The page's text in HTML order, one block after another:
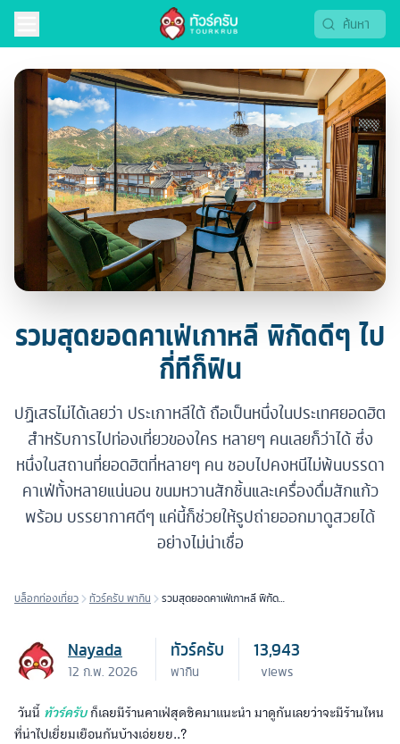
รวมสุดยอดคาเฟ่เกาหลี พิกัดดีๆ ไป
กี่ทีก็ฟิน
ปฏิเสธไม่ได้เลยว่า ประเกาหลีใต้ ถือเป็นหนึ่งในประเทศยอดฮิต
สำหรับการไปท่องเที่ยวของใคร หลายๆ คนเลยก็ว่าได้ ซึ่ง
หนึ่งในสถานที่ยอดฮิตที่หลายๆ คน ชอบไปคงหนีไม่พ้นบรรดา
คาเฟ่ทั้งหลายแน่นอน ขนมหวานสักชิ้นและเครื่องดื่มสักแก้ว
พร้อม บรรยากาศดีๆ แค่นี้ก็ช่วยให้รูปถ่ายออกมาดูสวยได้
อย่างไม่น่าเชื่อ
บล็อกท่องเที่ยว ทัวร์ครับ พากิน
รวมสุดยอดคาเฟ่เกาหลี พิกัด
Nayada
12 ก.พ. 2026
ทัวร์ครับ
พากิน
13,943
views
วันนี้ ทัวร์ครับก็เลยมีร้านคาเฟ่สุดชิคมาแนะนำ มาดูกันเลยว่าจะมีร้านไหน
ที่น่าไปเยี่ยมเยือนกันบ้างเอ่ยยย..?